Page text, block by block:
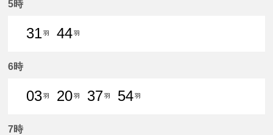
5時
31羽
44羽
6時
03羽
20羽
37羽
54羽
7時